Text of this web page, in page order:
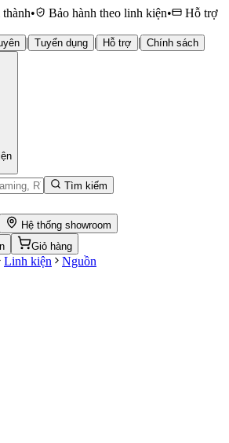
• Bảo hành theo linh kiện•
Hỗ trợ
| Tuyển dụng | Hỗ trợ | Chính sách
Tìm kiếm
Hệ thống showroom
Giỏ hàng
Linh kiện Nguồn